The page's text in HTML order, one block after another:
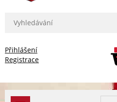
Přihlášení
Registrace